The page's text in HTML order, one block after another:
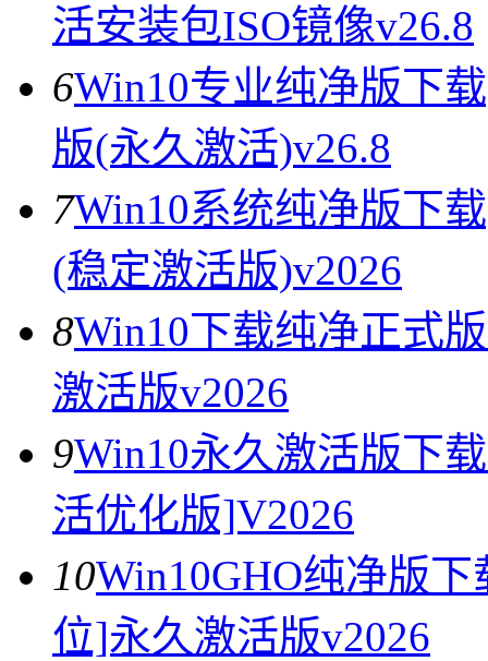
活安装包ISO镜像v26.8
6Win10专业纯净版下
版(永久激活)v26.8
7Win10系统纯净版下
(稳定激活版)v2026
8Win10下载纯净正式
激活版v2026
9Win10永久激活版下
活优化版]V2026
10Win10GHO纯净版
位]永久激活版v2026